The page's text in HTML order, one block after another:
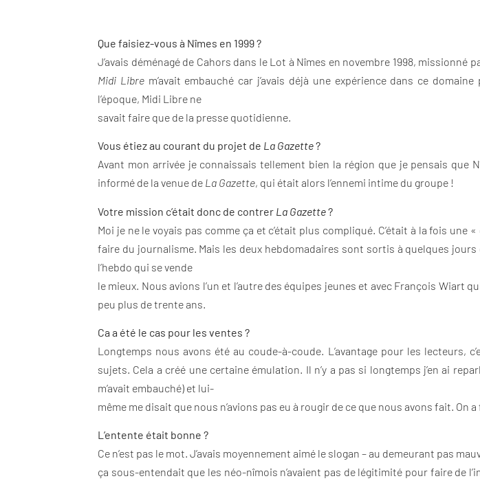
Que faisiez-vous à Nîmes en 1999 ?
J’avais déménagé de Cahors dans le Lot à Nîmes en novembre 1998,
Midi Libre m’avait embauché car j’avais déjà une expérience dans ce
l’époque, Midi Libre ne
savait faire que de la presse quotidienne.
Vous étiez au courant du projet de La Gazette?
Avant mon arrivée je connaissais tellement bien la région que je pensais que
informé de la venue de La Gazette, qui était alors l’ennemi intime du groupe !
Votre mission c’était donc de contrer La Gazette?
Moi je ne le voyais pas comme ça et c’était plus compliqué. C’était à la fois
faire du journalisme. Mais les deux hebdomadaires sont sortis à quelques jours
l’hebdo qui se vende
le mieux. Nous avions l’un et l’autre des équipes jeunes et avec François Wiart
peu plus de trente ans.
Ca a été le cas pour les ventes ?
Longtemps nous avons été au coude-à-coude. L’avantage pour les lecteurs,
sujets. Cela a créé une certaine émulation. Il n’y a pas si longtemps j’en ai
m’avait embauché) et lui-
même me disait que nous n’avions pas eu à rougir de ce que nous avons fait. On
L’entente était bonne ?
Ce n’est pas le mot. J’avais moyennement aimé le slogan – au demeurant pas
ça sous-entendait que les néo-nîmois n’avaient pas de légitimité pour faire de